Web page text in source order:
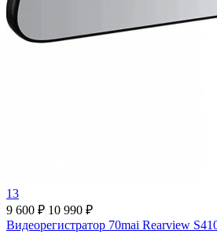
13
9 600 ₽ 10 990 ₽
Видеорегистратор 70mai Rearview